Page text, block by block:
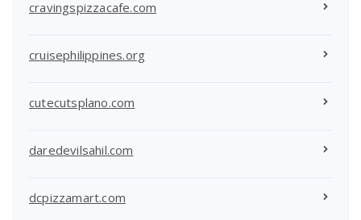
cravingspizzacafe.com
cruisephilippines.org
cutecutsplano.com
daredevilsahil.com
dcpizzamart.com